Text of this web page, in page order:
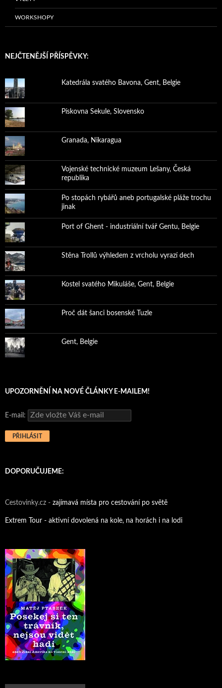
WORKSHOPY
NEJČTENĚJŠÍ PŘÍSPĚVKY:
Katedrála svatého Bavona, Gent, Belgie
Pískovna Sekule, Slovensko
Granada, Nikaragua
Vojenské technické muzeum Lešany, Česká
republika
Po stopách rybářů aneb portugalské pláže trochu
jinak
Port of Ghent - industriální tvář Gentu, Belgie
Stěna Trollů výhledem z vrcholu vyrazí dech
Kostel svatého Mikuláše, Gent, Belgie
Proč dát šanci bosenské Tuzle
Gent, Belgie
UPOZORNĚNÍ NA NOVÉ ČLÁNKY E-MAILEM!
E-mail:
DOPORUČUJEME:
Cestovinky.cz - zajímavá místa pro cestování po světě
Extrem Tour - aktivní dovolená na kole, na horách i na lodi